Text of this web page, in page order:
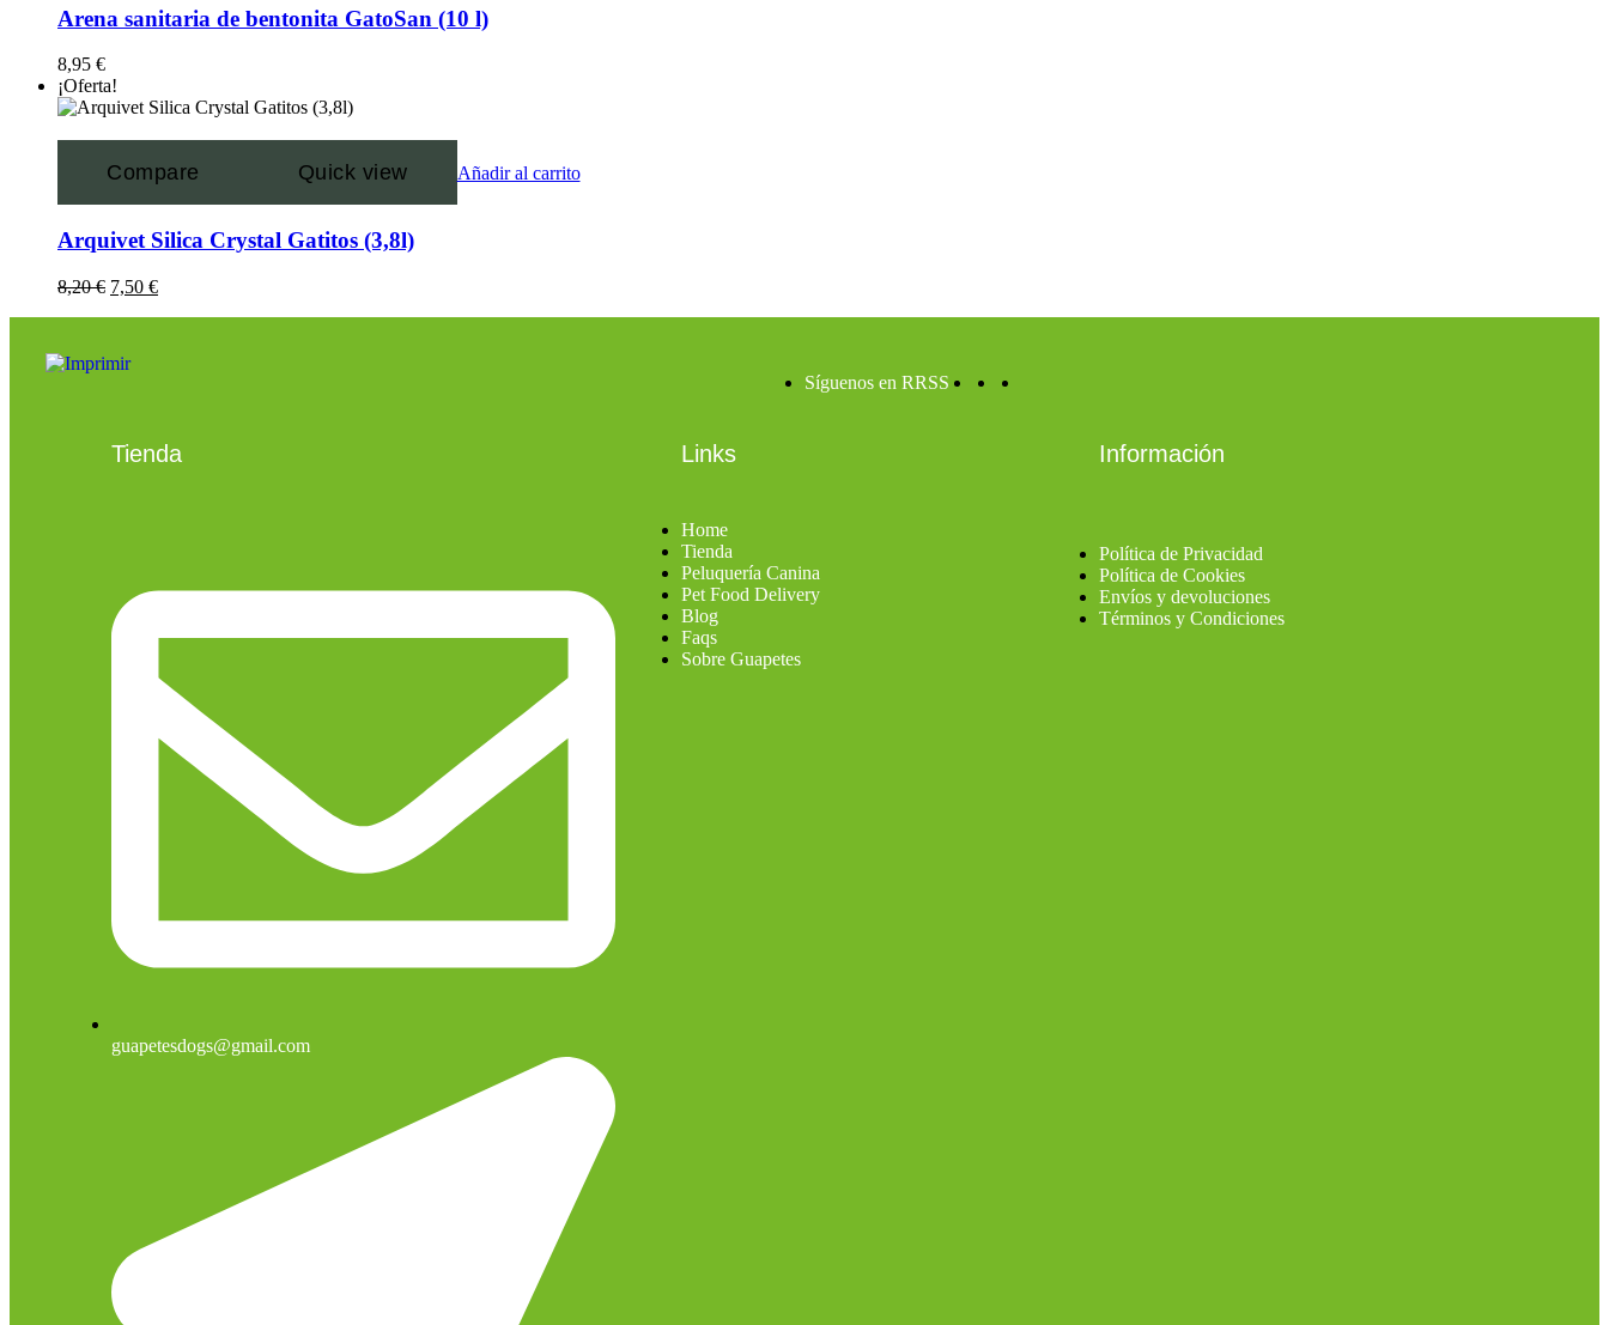
Arena sanitaria de bentonita GatoSan (10 l)
8,95 €
¡Oferta!
Compare Quick view Añadir al carrito
Arquivet Silica Crystal Gatitos (3,8l)
8,20€ 7,50 €
Síguenos en RRSS
Tienda
guapetesdogs@gmail.com
Links
Home
Tienda
Peluquería Canina
Pet Food Delivery
Blog
Faqs
Sobre Guapetes
Información
Política de Privacidad
Política de Cookies
Envíos y devoluciones
Términos y Condiciones